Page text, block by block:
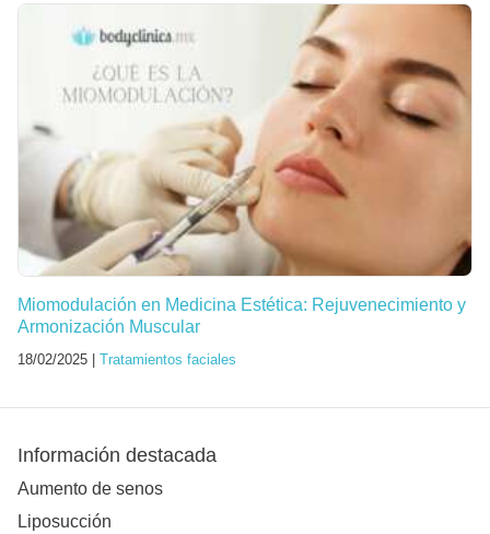
Miomodulación en Medicina Estética: Rejuvenecimiento y
Armonización Muscular
18/02/2025 | Tratamientos faciales
Información destacada
Aumento de senos
Liposucción